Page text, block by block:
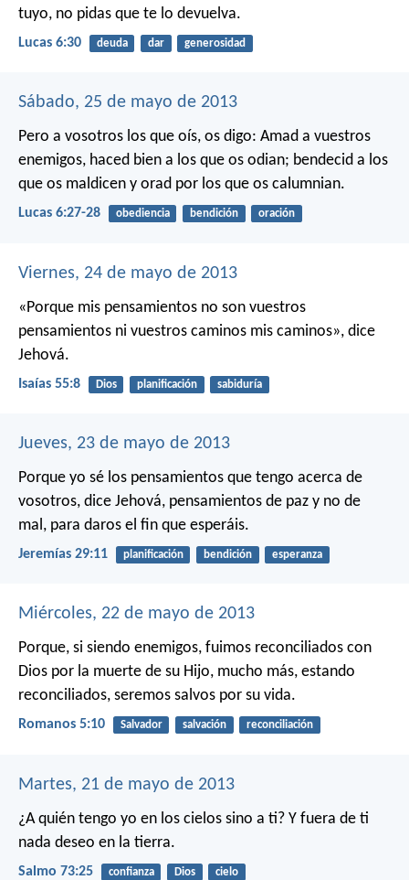
tuyo, no pidas que te lo devuelva.
Lucas 6:30 deuda dar generosidad
Sábado, 25 de mayo de 2013
Pero a vosotros los que oís, os digo: Amad a vuestros
enemigos, haced bien a los que os odian; bendecid a los
que os maldicen y orad por los que os calumnian.
Lucas 6:27-28 obediencia bendición oración
Viernes, 24 de mayo de 2013
«Porque mis pensamientos no son vuestros
pensamientos ni vuestros caminos mis caminos», dice
Jehová.
Isaías 55:8 Dios planificación sabiduría
Jueves, 23 de mayo de 2013
Porque yo sé los pensamientos que tengo acerca de
vosotros, dice Jehová, pensamientos de paz y no de
mal, para daros el fin que esperáis.
Jeremías 29:11 planificación bendición esperanza
Miércoles, 22 de mayo de 2013
Porque, si siendo enemigos, fuimos reconciliados con
Dios por la muerte de su Hijo, mucho más, estando
reconciliados, seremos salvos por su vida.
Romanos 5:10 Salvador salvación reconciliación
Martes, 21 de mayo de 2013
¿A quién tengo yo en los cielos sino a ti? Y fuera de ti
nada deseo en la tierra.
Salmo 73:25 confianza Dios cielo